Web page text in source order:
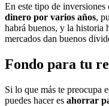
En este tipo de inversiones
dinero por varios años,
habrá buenos, y la historia
mercados dan buenos
Fondo para tu
Si lo que más te preocupa
puedes hacer es ahorrar